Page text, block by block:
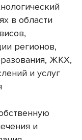
в области
регионов,
ЖКХ,
и услуг
и